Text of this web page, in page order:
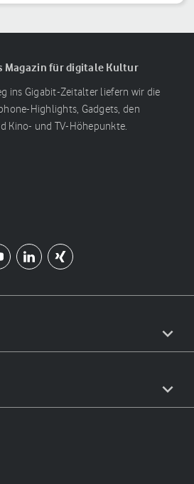
Magazin für digitale Kultur
ins Gigabit-Zeitalter liefern wir die
Highlights, Gadgets, den
Kino- und TV-Höhepunkte.